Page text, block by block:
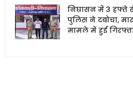
निघासन में 3 हफ्ते
पुलिस ने दबोचा,
मामले में हुई